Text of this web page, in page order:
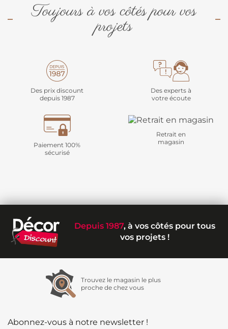
Toujours à vos côtés pour vos
projets
Des prix discount
depuis 1987
Des experts à
votre écoute
Paiement 100%
sécurisé
Retrait en
magasin
Depuis 1987, à vos côtés pour tous
vos projets !
Trouvez le magasin le plus
proche de chez vous
Abonnez-vous à notre newsletter !